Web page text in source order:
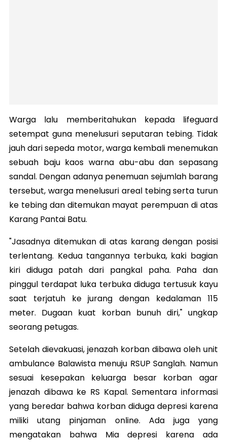
Warga lalu memberitahukan kepada lifeguard
setempat guna menelusuri seputaran tebing. Tidak
jauh dari sepeda motor, warga kembali menemukan
sebuah baju kaos warna abu-abu dan sepasang
sandal. Dengan adanya penemuan sejumlah barang
tersebut, warga menelusuri areal tebing serta turun
ke tebing dan ditemukan mayat perempuan di atas
Karang Pantai Batu.
"Jasadnya ditemukan di atas karang dengan posisi
terlentang. Kedua tangannya terbuka, kaki bagian
kiri diduga patah dari pangkal paha. Paha dan
pinggul terdapat luka terbuka diduga tertusuk kayu
saat terjatuh ke jurang dengan kedalaman 115
meter. Dugaan kuat korban bunuh diri," ungkap
seorang petugas.
Setelah dievakuasi, jenazah korban dibawa oleh unit
ambulance Balawista menuju RSUP Sanglah. Namun
sesuai kesepakan keluarga besar korban agar
jenazah dibawa ke RS Kapal. Sementara informasi
yang beredar bahwa korban diduga depresi karena
miliki utang pinjaman online. Ada juga yang
mengatakan bahwa Mia depresi karena ada